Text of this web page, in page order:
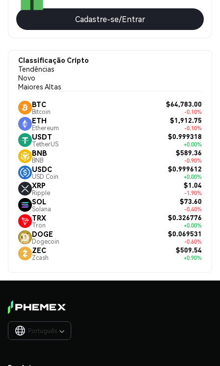
Cadastre-se/Entrar
Classificação Cripto
Tendências
Novo
Maiores Altas
BTC
Bitcoin
$64,783.00
-0.10%
ETH
Ethereum
$1,912.75
-0.10%
USDT
TetherUS
$0.999318
+0.00%
BNB
BNB
$589.36
-0.90%
USDC
USD Coin
$0.999612
+0.00%
XRP
Ripple
$1.04
-1.90%
SOL
Solana
$73.60
-0.40%
TRX
Tron
$0.326776
+0.00%
DOGE
Dogecoin
$0.069531
-0.60%
ZEC
Zcash
$509.54
+0.90%
Português 